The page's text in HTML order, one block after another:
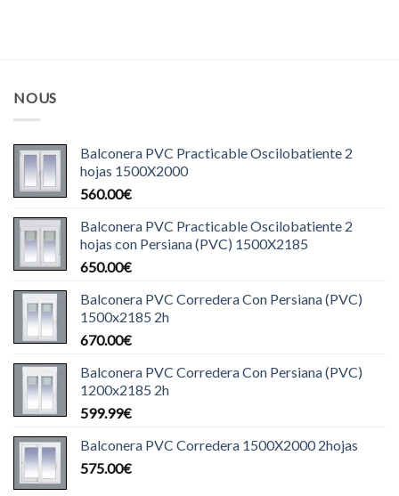
NOUS
Balconera PVC Practicable Oscilobatiente 2
hojas 1500X2000
560.00€
Balconera PVC Practicable Oscilobatiente 2
hojas con Persiana (PVC) 1500X2185
650.00€
Balconera PVC Corredera Con Persiana (PVC)
1500x2185 2h
670.00€
Balconera PVC Corredera Con Persiana (PVC)
1200x2185 2h
599.99€
Balconera PVC Corredera 1500X2000 2hojas
575.00€